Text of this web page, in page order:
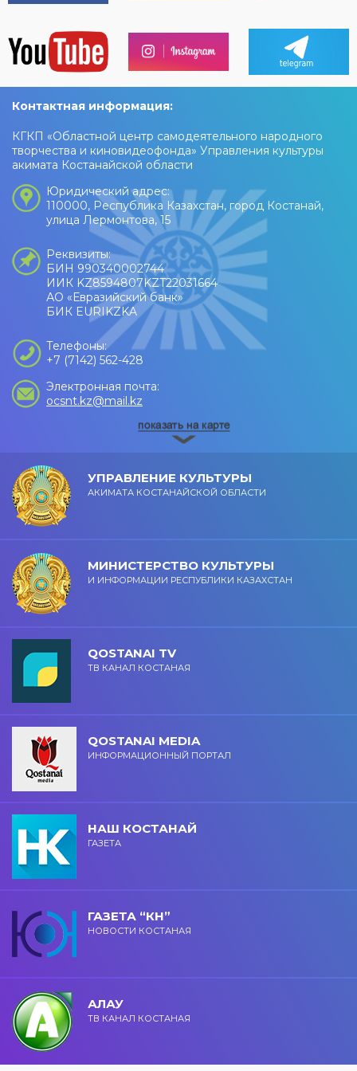
Контактная информация:
КГКП «Областной центр самодеятельного народного
творчества и киновидеофонда» Управления культуры
акимата Костанайской области
Юридический адрес:
110000, Республика Казахстан, город Костанай,
улица Лермонтова, 15
Реквизиты:
БИН 990340002744
ИИК KZ8594807KZT22031664
АО «Евразийский банк»
БИК EURIKZKA
Телефоны:
+7 (7142) 562-428
Электронная почта:
ocsnt.kz@mail.kz
УПРАВЛЕНИЕ КУЛЬТУРЫ
АКИМАТА КОСТАНАЙСКОЙ ОБЛАСТИ
МИНИСТЕРСТВО КУЛЬТУРЫ
И ИНФОРМАЦИИ РЕСПУБЛИКИ КАЗАХСТАН
QOSTANAI TV
ТВ КАНАЛ КОСТАНАЯ
QOSTANAI MEDIA
ИНФОРМАЦИОННЫЙ ПОРТАЛ
НАШ КОСТАНАЙ
ГАЗЕТА
ГАЗЕТА “КН”
НОВОСТИ КОСТАНАЯ
АЛАУ
ТВ КАНАЛ КОСТАНАЯ